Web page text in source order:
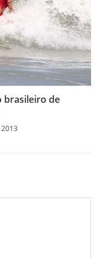
brasileiro de